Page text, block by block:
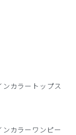
カラートップス
カラーワンピー